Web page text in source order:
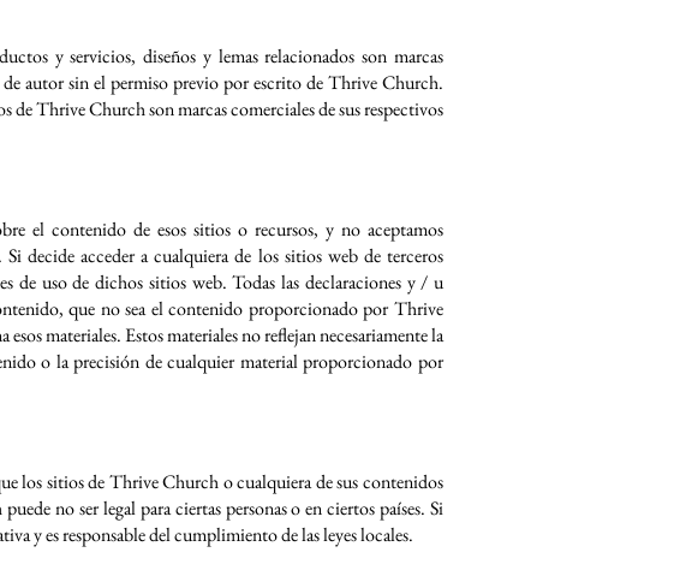
y servicios, diseños y lemas relacionados son marcas
autor sin el permiso previo por escrito de Thrive Church.
Thrive Church son marcas comerciales de sus respectivos
el contenido de esos sitios o recursos, y no aceptamos
decide acceder a cualquiera de los sitios web de terceros
uso de dichos sitios web. Todas las declaraciones y / u
que no sea el contenido proporcionado por Thrive
materiales. Estos materiales no reflejan necesariamente la
o la precisión de cualquier material proporcionado por
los sitios de Thrive Church o cualquiera de sus contenidos
no ser legal para ciertas personas o en ciertos países. Si
y es responsable del cumplimiento de las leyes locales.